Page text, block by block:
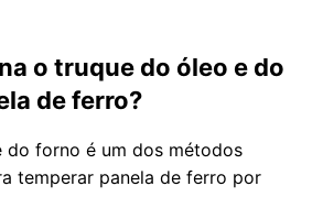
o truque do óleo e do
de ferro?
do forno é um dos métodos
temperar panela de ferro por